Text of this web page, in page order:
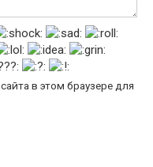
в этом браузере для